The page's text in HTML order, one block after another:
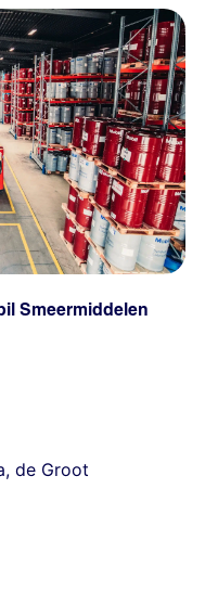
Smeermiddelen
,de Groot